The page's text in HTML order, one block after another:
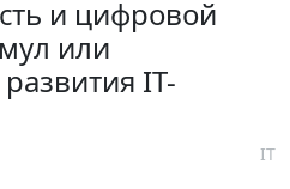
и цифровой
или
IT-
IT